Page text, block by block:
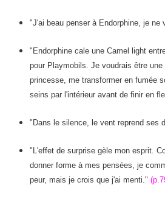
"J'ai beau penser à Endorphine, je
"Endorphine cale une Camel light
pour Playmobils. Je voudrais être
princesse, me transformer en fumée
seins par l'intérieur avant de finir en
"Dans le silence, le vent reprend ses
"L'effet de surprise gèle mon esprit.
donner forme à mes pensées, je
peur, mais je crois que j'ai menti."